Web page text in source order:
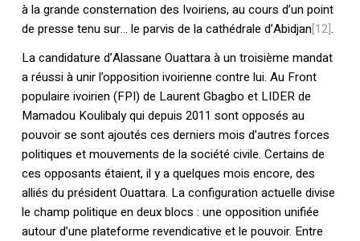
à la grande consternation des Ivoiriens, au cours d’un point
de presse tenu sur… le parvis de la cathédrale d’Abidjan[12].
La candidature d’Alassane Ouattara à un troisième mandat
a réussi à unir l’opposition ivoirienne contre lui. Au Front
populaire ivoirien (FPI) de Laurent Gbagbo et LIDER de
Mamadou Koulibaly qui depuis 2011 sont opposés au
pouvoir se sont ajoutés ces derniers mois d’autres forces
politiques et mouvements de la société civile. Certains de
ces opposants étaient, il y a quelques mois encore, des
alliés du président Ouattara. La configuration actuelle divise
le champ politique en deux blocs : une opposition unifiée
autour d’une plateforme revendicative et le pouvoir. Entre